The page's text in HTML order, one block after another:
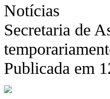
Notícias
Secretaria de
Publicada em